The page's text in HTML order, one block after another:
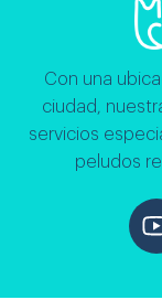
Con una
ciudad,
servicios
peludos